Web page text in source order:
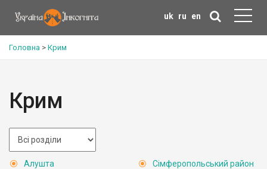
uk ru en
Головна > Крим
Крим
Алушта
Сімферопольський район